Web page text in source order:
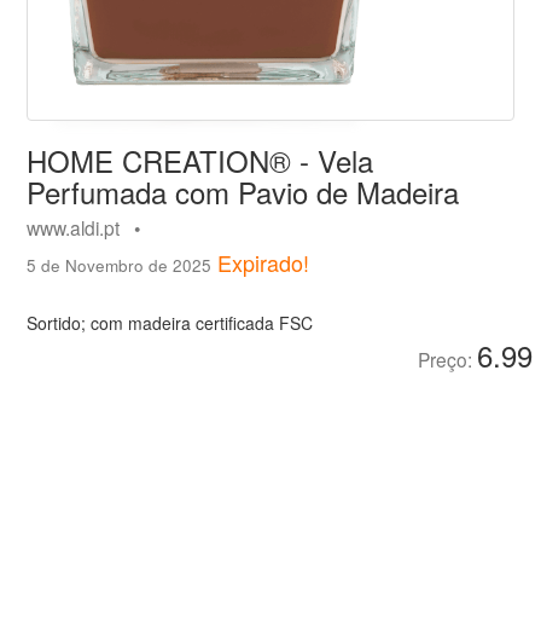
HOME CREATION® - Vela
Perfumada com Pavio de Madeira
www.aldi.pt •
5 de Novembro de 2025 Expirado!
Sortido; com madeira certificada FSC
Preço: 6.99